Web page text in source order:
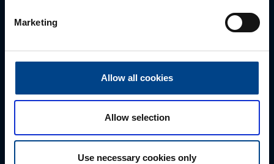
Marketing
Allow all cookies
Allow selection
Use necessary cookies only
ALUEMYYNTIPÄÄLLIKKÖ, LÄNSI-SUOMI
jussi.pernaa@utu.eu